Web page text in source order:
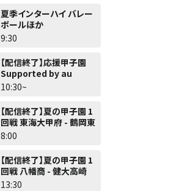
夏季インターハイ バレー
ボールほか
9:30
【配信終了】応援甲子園
Supported by au
10:30~
【配信終了】夏の甲子園 1
回戦 東海大甲府 - 鶴岡東
8:00
【配信終了】夏の甲子園 1
回戦 八幡商 - 健大高崎
13:30